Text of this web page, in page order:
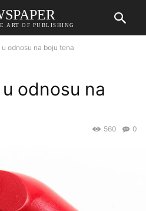
ART OF PUBLISHING
odnosu na boju tena
odnosu na
0
560